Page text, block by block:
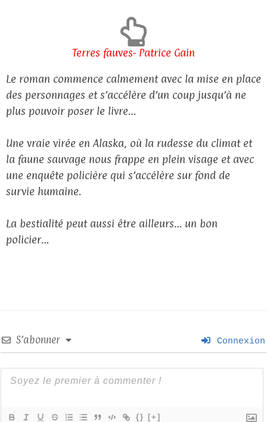
Terres fauves- Patrice Gain
Le roman commence calmement avec la mise en place
des personnages et s’accélère d’un coup jusqu’à ne
plus pouvoir poser le livre…
Une vraie virée en Alaska, où la rudesse du climat et
la faune sauvage nous frappe en plein visage et avec
une enquête policière qui s’accélère sur fond de
survie humaine.
La bestialité peut aussi être ailleurs… un bon
policier…
S’abonner Connexion
{} [+]